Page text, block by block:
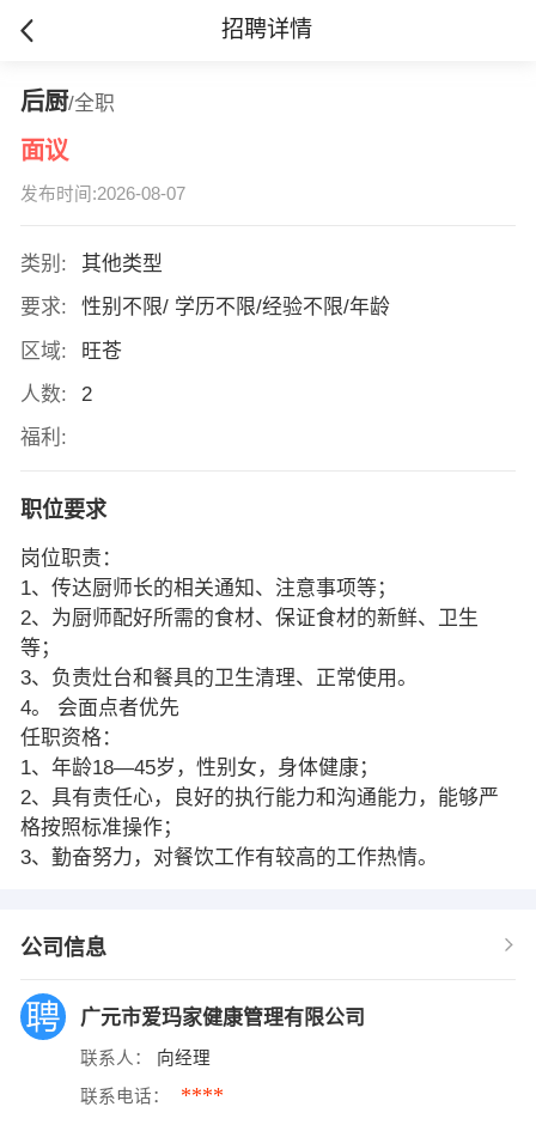
招聘详情
后厨/全职
面议
发布时间:2026-08-07
类别:
其他类型
要求:
性别不限/ 学历不限/经验不限/年龄
区域:
旺苍
人数:
2
福利:
职位要求
岗位职责：
1、传达厨师长的相关通知、注意事项等；
2、为厨师配好所需的食材、保证食材的新鲜、卫生
等；
3、负责灶台和餐具的卫生清理、正常使用。
4。 会面点者优先
任职资格：
1、年龄18—45岁，性别女，身体健康；
2、具有责任心，良好的执行能力和沟通能力，能够严
格按照标准操作；
3、勤奋努力，对餐饮工作有较高的工作热情。
公司信息
广元市爱玛家健康管理有限公司
联系人： 向经理
联系电话： ****